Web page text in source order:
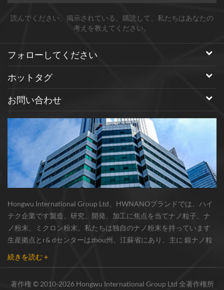
読んでください、掲示されている、購読して、私たちはあなたの
考えを教えてください。
フォローしてください
ホットタグ
お問い合わせ
Hongwu International Group Ltd、HWNANOブランドでは、ハイ
テク企業です製造、研究、開発、加工に焦点を当てナノ粒子、ナ
ノ粉末、ミクロン粉末。私たちは独自のナノ粉末を持っています
生産拠点とr& dセンターはzhou州、江蘇省にあり、主に 銀ナノ粒
子 、 銅ナノ粒子 、 炭化ケイ素ウィスカー/粉末 、 カーボンナノチ
ューブ 、 グラフェン 、 酸化アルミニウムナノ粒子 、 窒化ケイ素
体向けの大量注文 我々はよく知られた研究に密接に協力した大
続きを読む +
著作権 © 2010-2026 Hongwu International Group Ltd 全著作権所